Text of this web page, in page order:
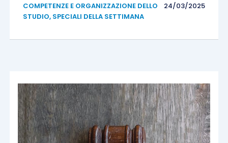
COMPETENZE E ORGANIZZAZIONE DELLO
STUDIO, SPECIALI DELLA SETTIMANA
24/03/2025